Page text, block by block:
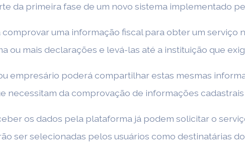
da primeira fase de um novo sistema implementado
uma informação fiscal para obter um serviço
ou mais declarações e levá-las até a instituição que
empresário poderá compartilhar estas mesmas
necessitam da comprovação de informações
os dados pela plataforma já podem solicitar o
ser selecionadas pelos usuários como destinatárias